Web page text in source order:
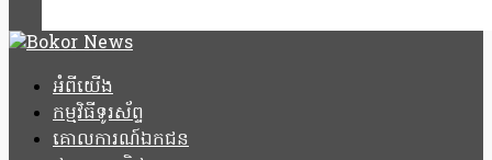
អំពីយើង
កម្មវិធីទូរស័ព្ទ
គោលការណ៍ឯកជន